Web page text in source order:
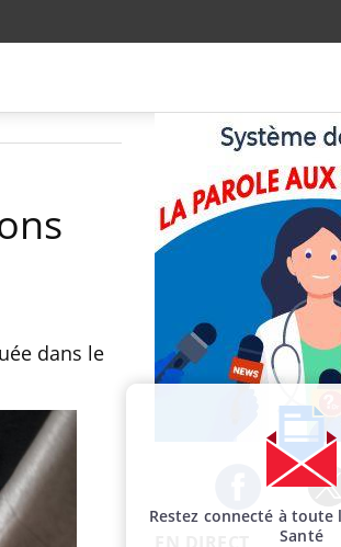
dans le
Facebook
Restez connecté à toute
Santé